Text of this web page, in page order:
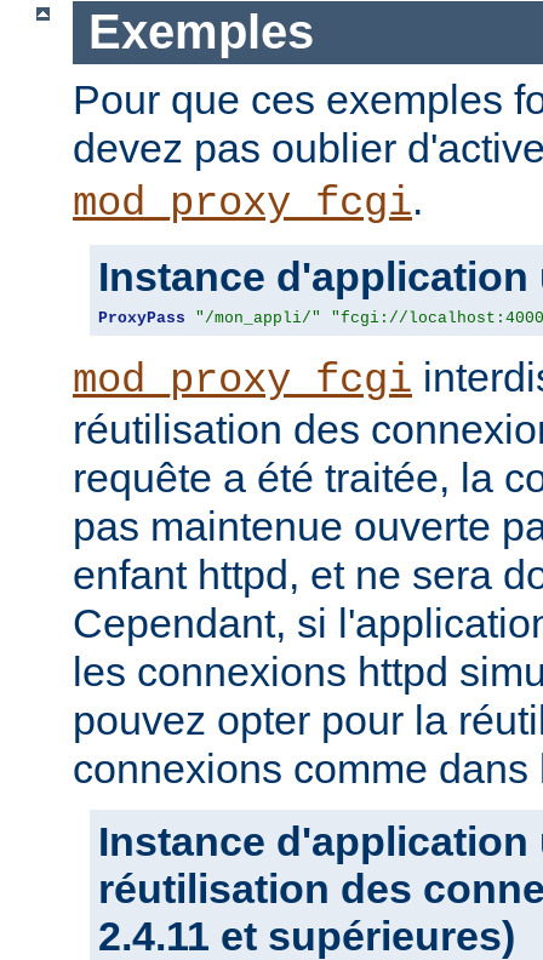
Exemples
Pour que ces exemples
devez pas oublier
mod_proxy_fcgi.
Instance d'application
ProxyPass "/mon_appli/" "fcgi://
mod_proxy_fcgi
réutilisation des
requête a été traitée, la
pas maintenue ouverte
enfant httpd, et ne sera
Cependant, si
les connexions httpd
pouvez opter pour la
connexions comme
Instance d'application
réutilisation des
2.4.11 et supérieures)